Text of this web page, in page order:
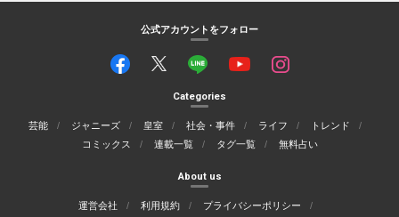
公式アカウントをフォロー
Categories
芸能 ジャニーズ 皇室 社会・事件 ライフ
トレンド
コミックス
連載一覧 タグ一覧 無料占い
About us
運営会社 利用規約
プライバシーポリシー